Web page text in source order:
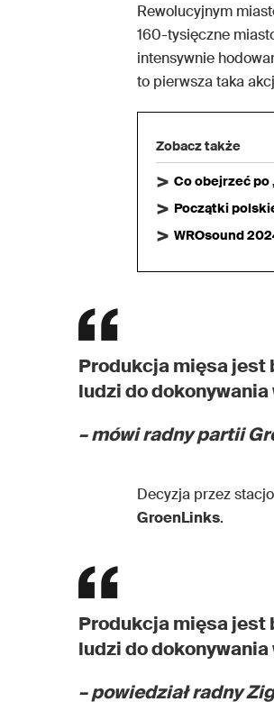
Rewolucyjnym
160-tysięczne
intensywnie
to pierwsza taka
Zobacz także
Co obejrzeć po
Początki
WROsound
Produkcja mięsa jest
ludzi do
– mówi radny partii
Decyzja przez
GroenLinks.
Produkcja mięsa jest
ludzi do
– powiedział radny